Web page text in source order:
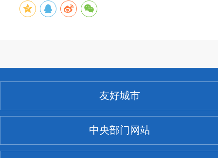
友好城市
中央部门网站